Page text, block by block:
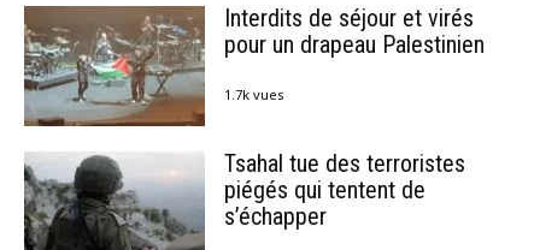
Interdits de séjour et virés
pour un drapeau Palestinien
1.7k vues
Tsahal tue des terroristes
piégés qui tentent de
s’échapper